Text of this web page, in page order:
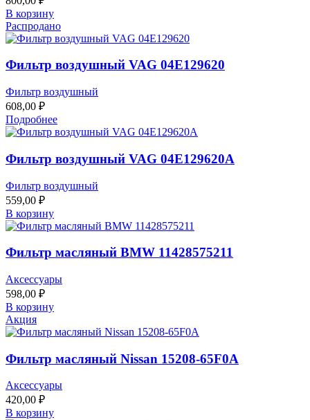
В корзину
Распродано
Фильтр воздушный VAG 04E129620
Фильтр воздушный
608,00 ₽
Подробнее
Фильтр воздушный VAG 04E129620A
Фильтр воздушный
559,00 ₽
В корзину
Фильтр масляный BMW 11428575211
Аксессуары
598,00 ₽
В корзину
Акция
Фильтр масляный Nissan 15208-65F0A
Аксессуары
420,00 ₽
В корзину